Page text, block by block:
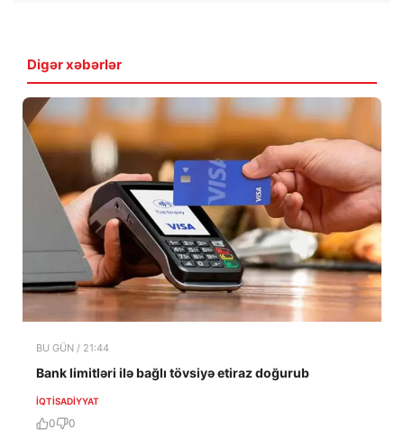
Digər xəbərlər
BU GÜN / 21:44
Bank limitləri ilə bağlı tövsiyə etiraz doğurub
İQTISADIYYAT
0 0